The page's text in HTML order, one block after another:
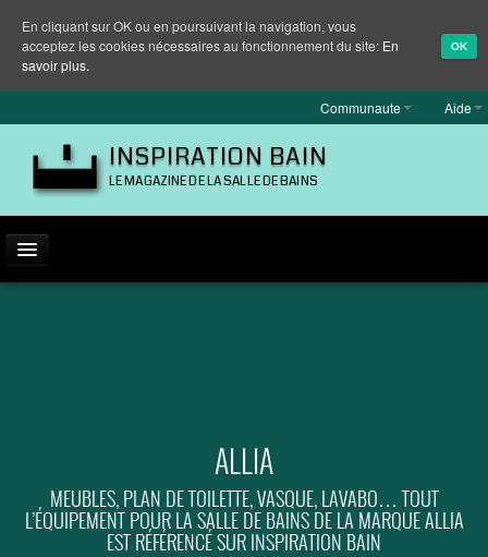
Communaute Aide
INSPIRATION BAIN
LE MAGAZINE DE LA SALLE DE BAINS
GUIDE
ALLIA
MEUBLES, PLAN DE TOILETTE, VASQUE, LAVABO… TOUT
L’ÉQUIPEMENT POUR LA SALLE DE BAINS DE LA MARQUE ALLIA
EST RÉFÉRENCÉ SUR INSPIRATION BAIN
En cliquant sur OK ou en poursuivant la navigation, vous
acceptez les cookies nécessaires au fonctionnement du site: En
savoir plus.
OK